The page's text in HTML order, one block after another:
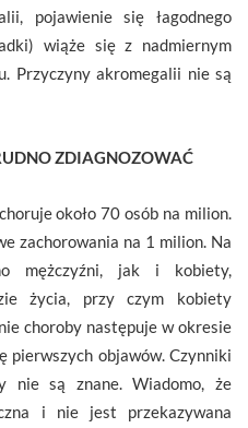
pojawienie się łagodnego
wiąże się z nadmiernym
Przyczyny akromegalii nie są
ZDIAGNOZOWAĆ
około 70 osób na milion.
zachorowania na 1 milion. Na
mężczyźni, jak i kobiety,
życia, przy czym kobiety
choroby następuje w okresie
pierwszych objawów. Czynniki
nie są znane. Wiadomo, że
i nie jest przekazywana